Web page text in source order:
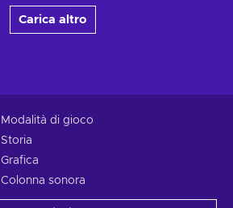
Carica altro
Modalità di gioco
Storia
Grafica
Colonna sonora